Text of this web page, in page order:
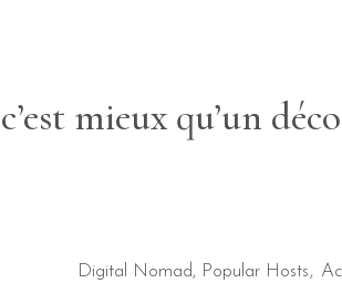
mieux qu’un
Digital Nomad, Popular Hosts